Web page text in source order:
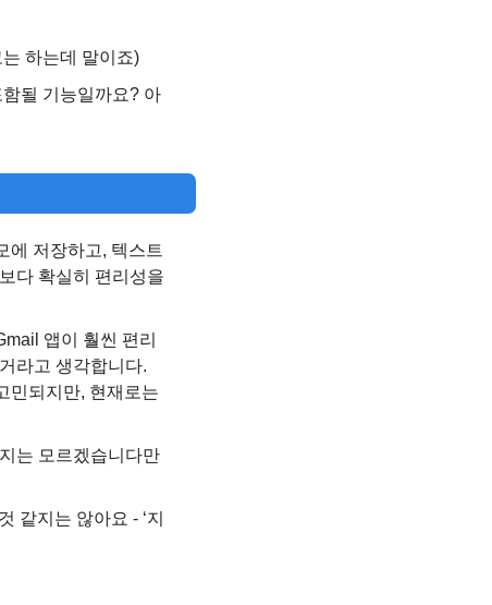
하는데 말이죠)
될 기능일까요? 아
에 저장하고, 텍스트
다 확실히 편리성을
앱이 훨씬 편리
라고 생각합니다.
민되지만, 현재로는
는 모르겠습니다만
같지는 않아요 - ‘지